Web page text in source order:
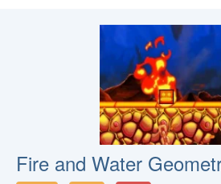
Fire and Water